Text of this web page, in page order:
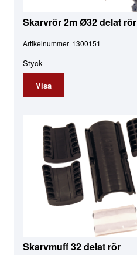
Skarvrör 2m Ø32 delat rör
Artikelnummer 1300151
Styck
Visa
Skarvmuff 32 delat rör